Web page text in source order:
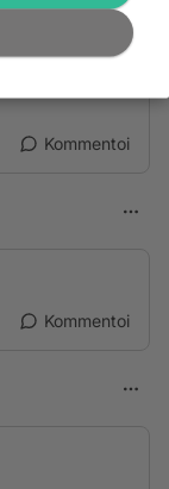
Kommentoi
Kommentoi